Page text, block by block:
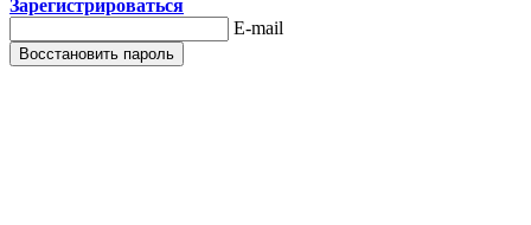
Зарегистрироваться
E-mail
Восстановить пароль